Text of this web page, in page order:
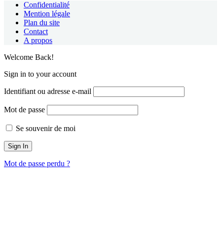
Confidentialité
Mention légale
Plan du site
Contact
A propos
Welcome Back!
Sign in to your account
Identifiant ou adresse e-mail
Mot de passe
Se souvenir de moi
Mot de passe perdu ?